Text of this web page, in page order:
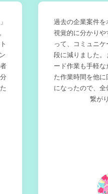
過去の企業案件を
視覚的に分かりや
って、コミュニ
段に減りました。
ード作業も手軽
た作業時間を他に
になったので、
繋が